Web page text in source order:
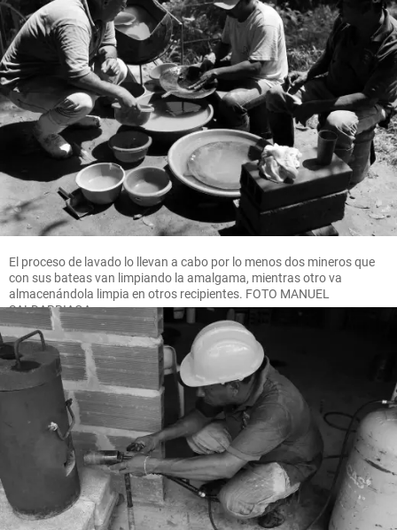
El proceso de lavado lo llevan a cabo por lo menos dos mineros que
con sus bateas van limpiando la amalgama, mientras otro va
almacenándola limpia en otros recipientes. FOTO MANUEL
SALDARRIAGA